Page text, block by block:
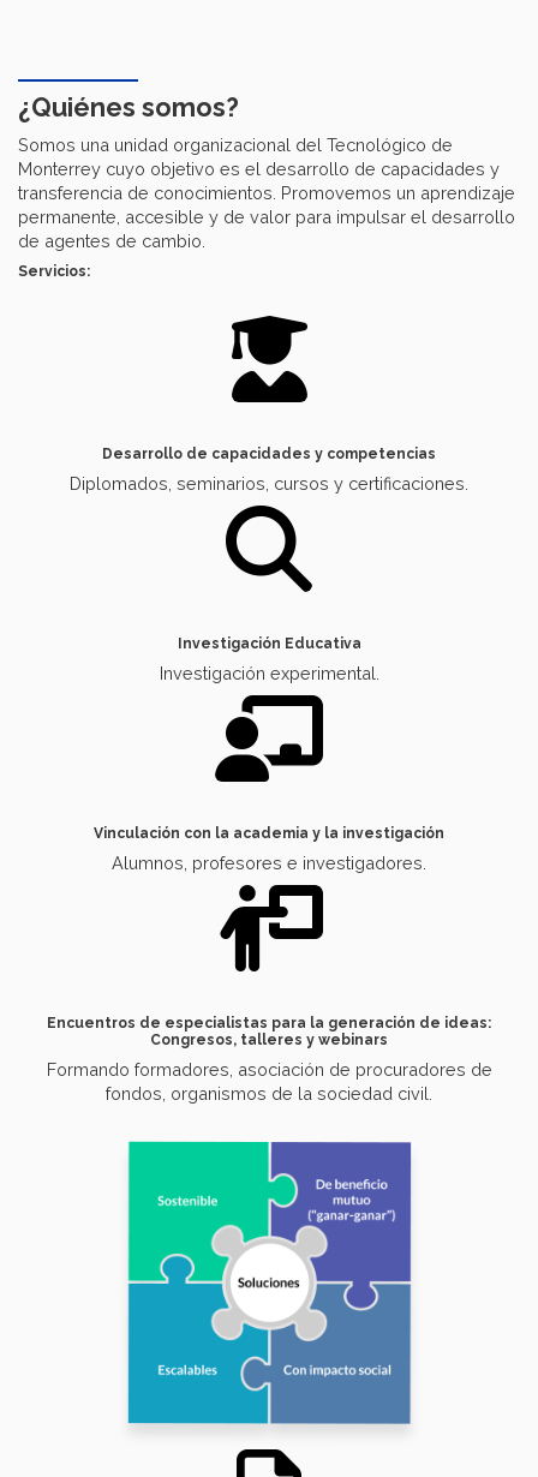
¿Quiénes somos?
Somos una unidad organizacional del Tecnológico de
Monterrey cuyo objetivo es el desarrollo de capacidades y
transferencia de conocimientos. Promovemos un aprendizaje
permanente, accesible y de valor para impulsar el desarrollo
de agentes de cambio.
Servicios:
Desarrollo de capacidades y competencias
Diplomados, seminarios, cursos y certificaciones.
Investigación Educativa
Investigación experimental.
Vinculación con la academia y la investigación
Alumnos, profesores e investigadores.
Encuentros de especialistas para la generación de ideas:
Congresos, talleres y webinars
Formando formadores, asociación de procuradores de
fondos, organismos de la sociedad civil.